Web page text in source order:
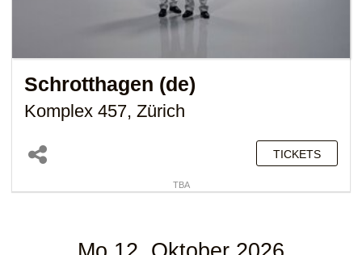
Schrotthagen (de)
Komplex 457, Zürich
TICKETS
TBA